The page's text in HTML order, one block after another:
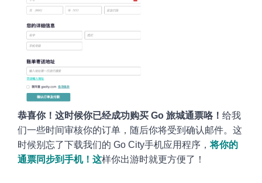
恭喜你！这时候你已经成功购买 Go 旅城通票咯！ 给我
们一些时间审核你的订单，随后你将受到确认邮件。这
时候别忘了下载我们的 Go City手机应用程序，将你的
通票同步到手机！ 这样你出游时就更方便了 ！